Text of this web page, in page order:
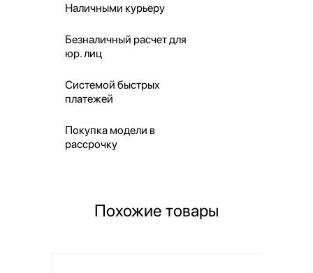
Наличными курьеру
Безналичный расчет для
юр. лиц
Системой быстрых
платежей
Покупка модели в
рассрочку
Похожие товары